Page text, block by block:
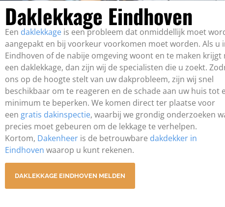
Daklekkage Eindhoven
Een daklekkage is een probleem dat onmiddellijk moet
aangepakt en bij voorkeur voorkomen moet worden. Als u
Eindhoven of de nabije omgeving woont en te maken krijgt
een daklekkage, dan zijn wij de specialisten die u zoekt.
ons op de hoogte stelt van uw dakprobleem, zijn wij snel
beschikbaar om te reageren en de schade aan uw huis tot
minimum te beperken. We komen direct ter plaatse voor
een gratis dakinspectie, waarbij we grondig onderzoeken
precies moet gebeuren om de lekkage te verhelpen.
Kortom, Dakenheer is de betrouwbare dakdekker in
Eindhoven waarop u kunt rekenen.
DAKLEKKAGE EINDHOVEN MELDEN